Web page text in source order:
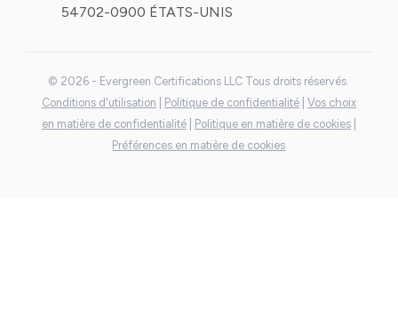
54702-0900 ÉTATS-UNIS
© 2026 - Evergreen Certifications LLC Tous droits réservés.
Conditions d'utilisation
Politique de confidentialité Vos choix
en matière de confidentialité
Politique en matière de cookies
Préférences en matière de cookies